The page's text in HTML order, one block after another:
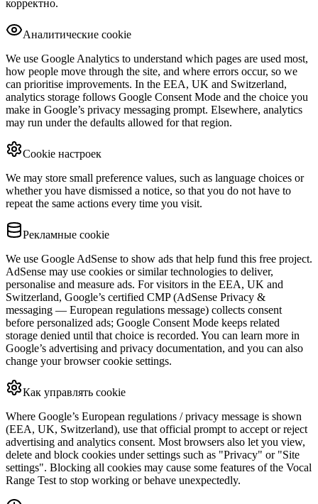
корректно.
Аналитические cookie
We use Google Analytics to understand which pages are used most,
how people move through the site, and where errors occur, so we
can prioritise improvements. In the EEA, UK and Switzerland,
analytics storage follows Google Consent Mode and the choice you
make in Google’s privacy messaging prompt. Elsewhere, analytics
may run under the defaults allowed for that region.
Cookie настроек
We may store small preference values, such as language choices or
whether you have dismissed a notice, so that you do not have to
repeat the same actions every time you visit.
Рекламные cookie
We use Google AdSense to show ads that help fund this free project.
AdSense may use cookies or similar technologies to deliver,
personalise and measure ads. For visitors in the EEA, UK and
Switzerland, Google’s certified CMP (AdSense Privacy &
messaging — European regulations message) collects consent
before personalized ads; Google Consent Mode keeps related
storage denied until that choice is recorded. You can learn more in
Google’s advertising and privacy documentation, and you can also
change your browser cookie settings.
Как управлять cookie
Where Google’s European regulations / privacy message is shown
(EEA, UK, Switzerland), use that official prompt to accept or reject
advertising and analytics consent. Most browsers also let you view,
delete and block cookies under settings such as "Privacy" or "Site
settings". Blocking all cookies may cause some features of the Vocal
Range Test to stop working or behave unexpectedly.